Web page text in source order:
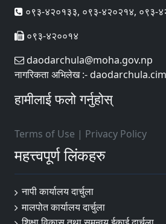
०९३-४२०१३३, ०९३-४२०२१४, ०९३-
०९३-४२००१४
daodarchula@moha.gov.np
नागरिकता अभिलेख :-
हामीलाई फलो गर्नुहोस्
Terms of Use | Privacy Policy
महत्त्वपूर्ण लिंकहरु
नापी कार्यालय दार्चुला
मालपोत कार्यालय दार्चुला